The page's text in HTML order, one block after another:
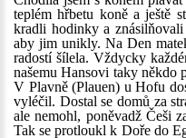
teplém hřbetu koně a ještě
kradli hodinky a
aby jim unikly. Na Den
radostí šílela. Vždycky
našemu Hansovi taky někdo
V Plavně (Plauen) u Hofu
vyléčil. Dostal se domů za
ale nemohl, poněvadž Češi
Tak se protloukl k Doře do